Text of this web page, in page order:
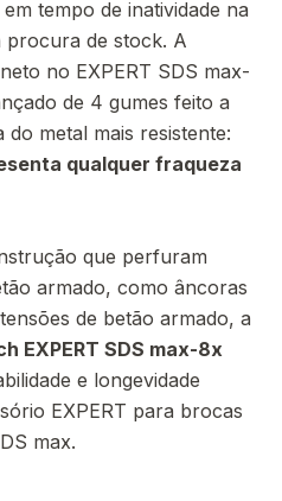
tempo de inatividade na
procura de stock. A
no EXPERT SDS max-
de 4 gumes feito a
metal mais resistente:
qualquer fraqueza
que perfuram
armado, como âncoras
de betão armado, a
EXPERT SDS max-8x
e longevidade
EXPERT para brocas
max.